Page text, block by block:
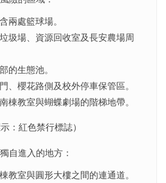
兩處籃球場。
垃圾場、資源回收室及長安農場周
的生態池。
、櫻花路側及校外停車保管區。
棟教室與蝴蝶劇場的階梯地帶。
：紅色禁行標誌）
自進入的地方：
教室與圓形大樓之間的連通道。